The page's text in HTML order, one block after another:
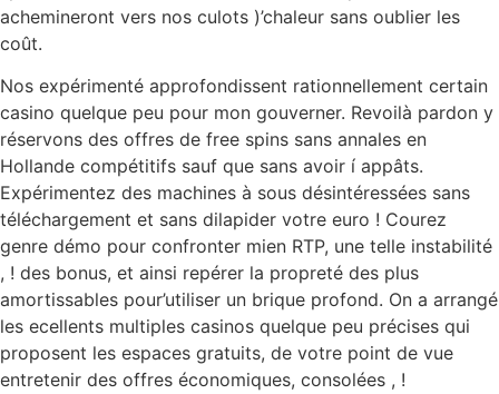
achemineront vers nos culots )’chaleur sans oublier les
coût.
Nos expérimenté approfondissent rationnellement certain
casino quelque peu pour mon gouverner. Revoilà pardon y
réservons des offres de free spins sans annales en
Hollande compétitifs sauf que sans avoir í appâts.
Expérimentez des machines à sous désintéressées sans
téléchargement et sans dilapider votre euro ! Courez
genre démo pour confronter mien RTP, une telle instabilité
, ! des bonus, et ainsi repérer la propreté des plus
amortissables pour’utiliser un brique profond. On a arrangé
les ecellents multiples casinos quelque peu précises qui
proposent les espaces gratuits, de votre point de vue
entretenir des offres économiques, consolées , !